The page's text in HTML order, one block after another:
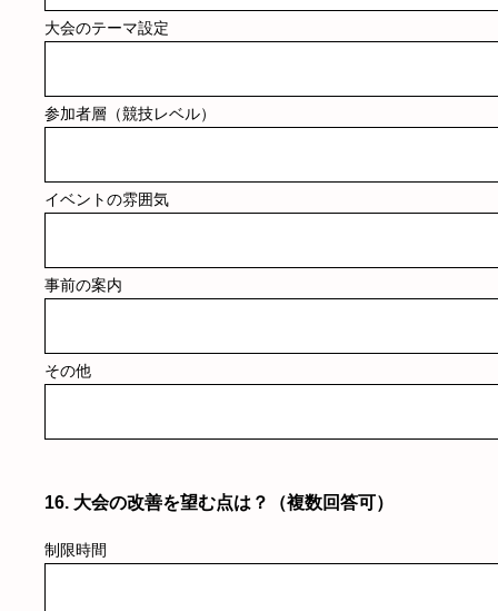
大会のテーマ設定
参加者層（競技レベル）
イベントの雰囲気
事前の案内
その他
16. 大会の改善を望む点は？（複数回答可）
制限時間